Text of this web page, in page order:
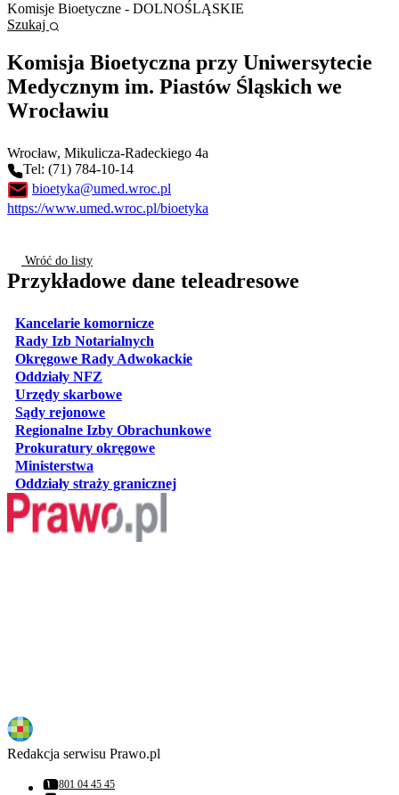
Komisje Bioetyczne - DOLNOŚLĄSKIE
Szukaj
Komisja Bioetyczna przy Uniwersytecie
Medycznym im. Piastów Śląskich we
Wrocławiu
Wrocław, Mikulicza-Radeckiego 4a
Tel: (71) 784-10-14
bioetyka@umed.wroc.pl
https://www.umed.wroc.pl/bioetyka
Wróć do listy
Przykładowe dane teleadresowe
Kancelarie komorniczeotwiera się w nowej karcie
Rady Izb Notarialnych
Okręgowe Rady Adwokackieotwiera się w nowej karcie
Oddziały NFZ
Urzędy skarboweotwiera się w nowej karcie
Sądy rejonoweotwiera się w nowej karcie
Regionalne Izby Obrachunkoweotwiera się w nowej karcie
Prokuratury okręgoweotwiera się w nowej karcie
Ministerstwa
Oddziały straży granicznejotwiera się w nowej karcie
Redakcja serwisu Prawo.pl
Numer telefonu:
801 04 45 45